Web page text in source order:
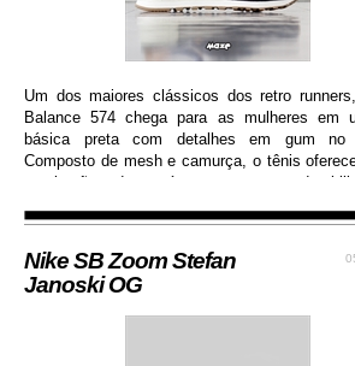
Um dos maiores clássicos dos retro
Balance 574 chega para as mulheres em
básica preta com detalhes em gum no
Composto de mesh e camurça, o tênis
respiração dos pés e garante
Nike SB Zoom Stefan
Janoski OG